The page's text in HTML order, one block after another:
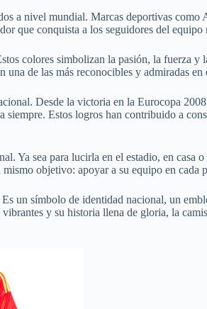
a nivel mundial. Marcas deportivas
que conquista a los seguidores del equipo
colores simbolizan la pasión, la fuerza y
de las más reconocibles y admiradas
Desde la victoria en la Eurocopa
Estos logros han contribuido a
Ya sea para lucirla en el estadio, en casa
objetivo: apoyar a su equipo en cada
un símbolo de identidad nacional, un
y su historia llena de gloria, la